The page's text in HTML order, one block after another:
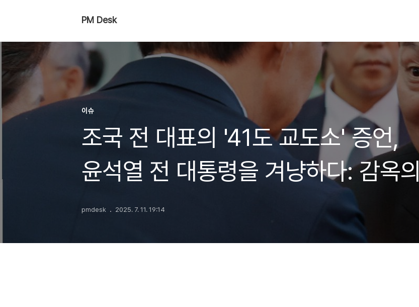
PM Desk
이슈
조국 전 대표의 '41도 교도소' 증언,
윤석열 전 대통령을 겨냥하다: 감옥의
현실과 정치적 메시지
pmdesk 2025. 7. 11. 19:14